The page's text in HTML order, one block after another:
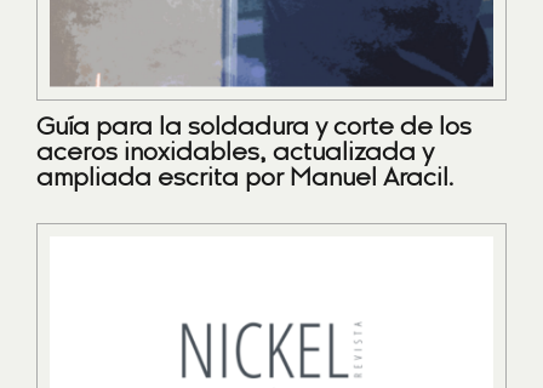
Guía para la soldadura y corte de los
aceros inoxidables, actualizada y
ampliada escrita por Manuel Aracil.